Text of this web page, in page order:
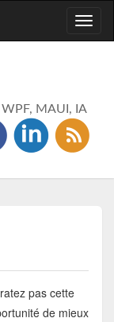
MAUI, IA
pas cette
de mieux